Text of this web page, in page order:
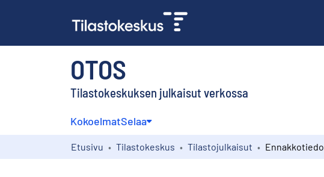
OTOS
Tilastokeskuksen julkaisut verkossa
KokoelmatSelaa
Etusivu Tilastokeskus Tilastojulkaisut